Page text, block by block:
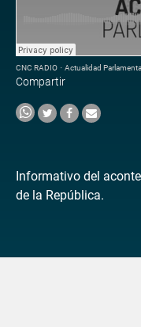
CNC RADIO · Actualidad
Compartir
Informativo del
de la República.